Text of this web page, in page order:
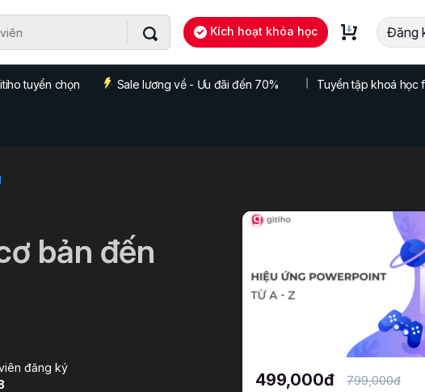
Kích hoạt khóa học Đăng
tuyển chọn Sale lương về - Ưu đãi đến 70% Tuyển tập khoá học
bản đến
đăng ký
499,000đ 799,000đ